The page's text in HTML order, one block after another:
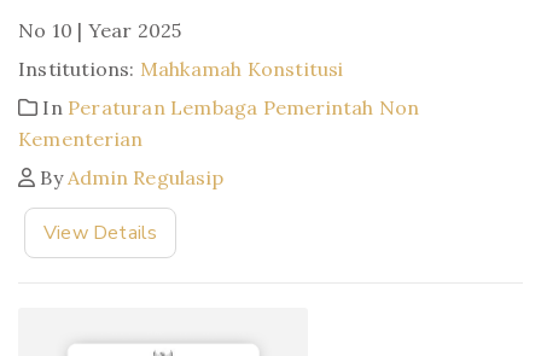
No 10 | Year 2025
Institutions: Mahkamah Konstitusi
In Peraturan Lembaga Pemerintah Non
Kementerian
ByAdmin Regulasip
View Details